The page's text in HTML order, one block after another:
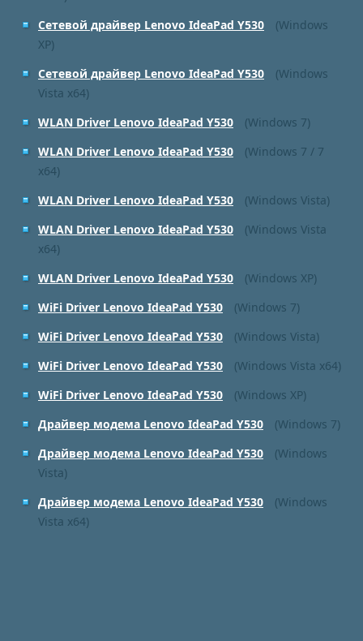
Сетевой драйвер Lenovo IdeaPad Y530
(Windows
XP)
Сетевой драйвер Lenovo IdeaPad Y530
(Windows
Vista x64)
WLAN Driver Lenovo IdeaPad Y530
(Windows 7)
WLAN Driver Lenovo IdeaPad Y530
(Windows 7 / 7
x64)
WLAN Driver Lenovo IdeaPad Y530
(Windows Vista)
WLAN Driver Lenovo IdeaPad Y530
(Windows Vista
x64)
WLAN Driver Lenovo IdeaPad Y530
(Windows XP)
WiFi Driver Lenovo IdeaPad Y530
(Windows 7)
WiFi Driver Lenovo IdeaPad Y530
(Windows Vista)
WiFi Driver Lenovo IdeaPad Y530
(Windows Vista x64)
WiFi Driver Lenovo IdeaPad Y530
(Windows XP)
Драйвер модема Lenovo IdeaPad Y530
(Windows 7)
Драйвер модема Lenovo IdeaPad Y530
(Windows
Vista)
Драйвер модема Lenovo IdeaPad Y530
(Windows
Vista x64)